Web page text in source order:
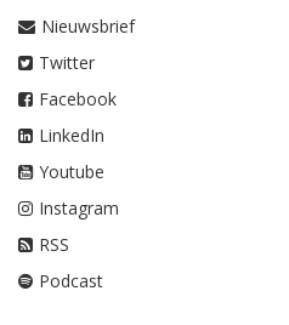
Nieuwsbrief
Twitter
Facebook
LinkedIn
Youtube
Instagram
RSS
Podcast